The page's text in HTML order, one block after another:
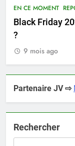
EN CE MOMENT
Black Friday
?
9 mois ago
Partenaire JV ⇨
Rechercher